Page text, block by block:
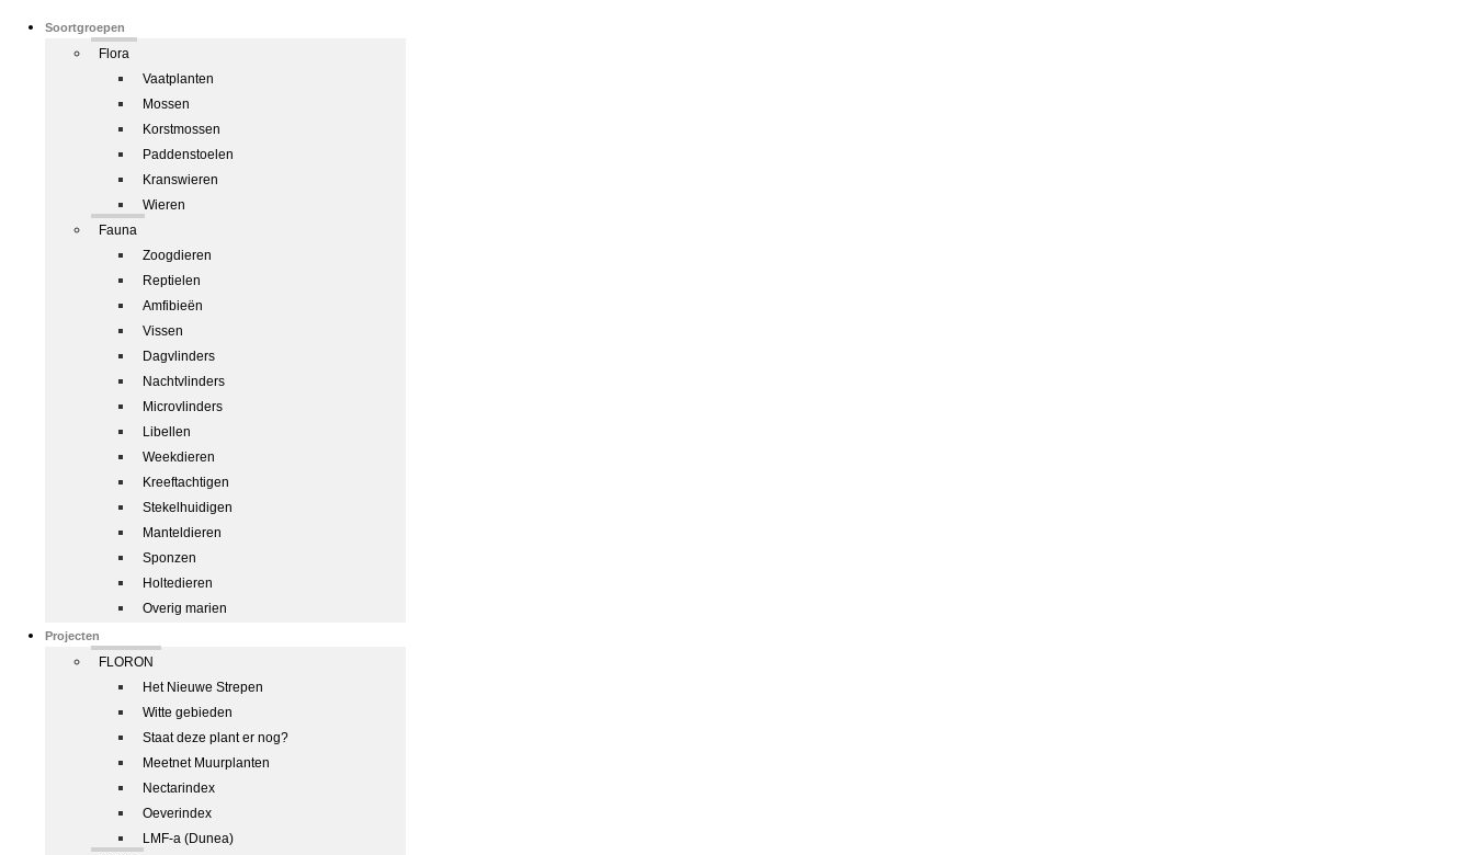
Soortgroepen
Flora
Vaatplanten
Mossen
Korstmossen
Paddenstoelen
Kranswieren
Wieren
Fauna
Zoogdieren
Reptielen
Amfibieën
Vissen
Dagvlinders
Nachtvlinders
Microvlinders
Libellen
Weekdieren
Kreeftachtigen
Stekelhuidigen
Manteldieren
Sponzen
Holtedieren
Overig marien
Projecten
FLORON
Het Nieuwe Strepen
Witte gebieden
Staat deze plant er nog?
Meetnet Muurplanten
Nectarindex
Oeverindex
LMF-a (Dunea)